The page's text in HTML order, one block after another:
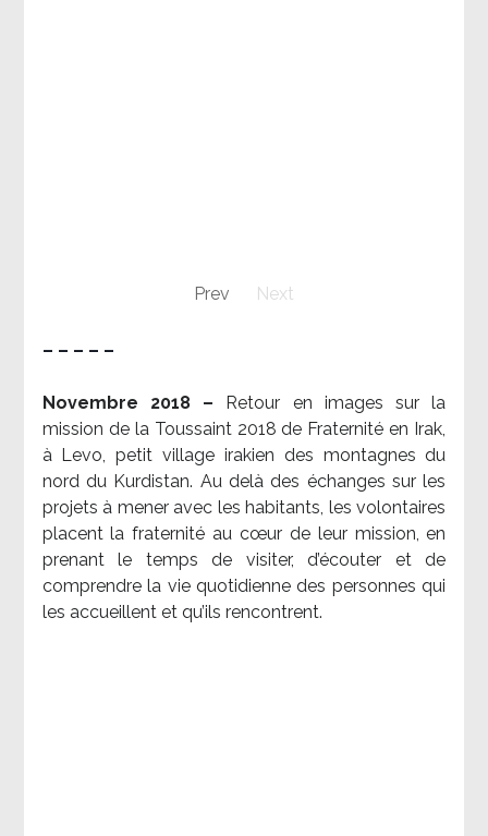
Prev Next
– – – – –
Novembre 2018 –
Retour en images sur la
mission de la Toussaint 2018 de Fraternité en Irak,
à Levo, petit village irakien des montagnes du
nord du Kurdistan. Au delà des échanges sur les
projets à mener avec les habitants, les volontaires
placent la fraternité au cœur de leur mission, en
prenant le temps de visiter, d’écouter et de
comprendre la vie quotidienne des personnes qui
les accueillent et qu’ils rencontrent.